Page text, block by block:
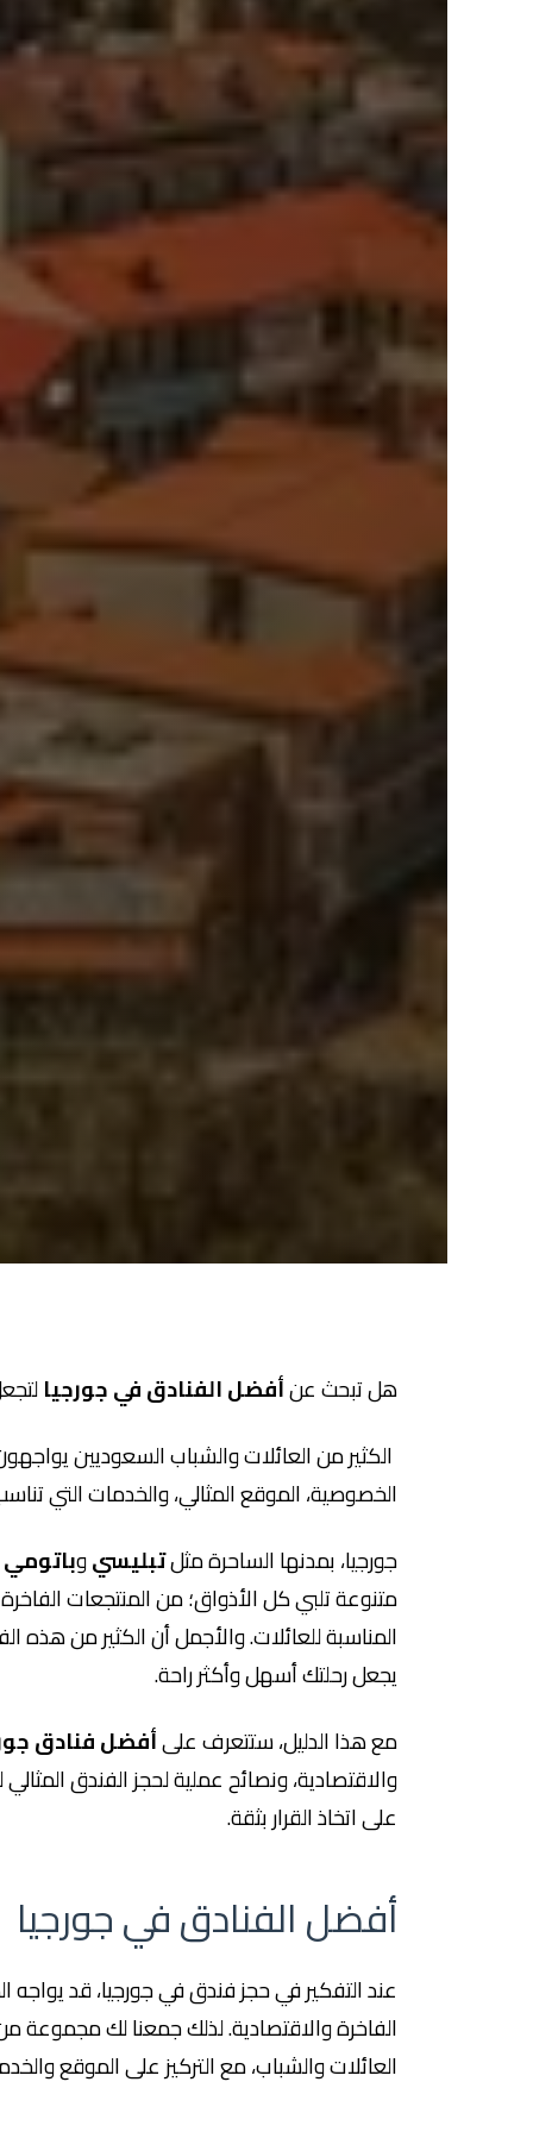
هل تبحث عنأفضل الفنادق في جورجيا
الكثير من العائلات والشباب السعوديين
الخصوصية، الموقع المثالي، والخدمات التي
جورجيا، بمدنها الساحرة مثلتبليسيوباتومي
متنوعة تلبي كل الأذواق؛ من المنتجعات
المناسبة للعائلات. والأجمل أن الكثير من هذه
يجعل رحلتك أسهل وأكثر راحة.
مع هذا الدليل، ستتعرف علىأفضل فنادق
والاقتصادية، ونصائح عملية لحجز الفندق
على اتخاذ القرار بثقة.
أفضل الفنادق في جورجيا
عند التفكير في حجز فندق في جورجيا، قد
الفاخرة والاقتصادية. لذلك جمعنا لك مجموعة
العائلات والشباب، مع التركيز على الموقع